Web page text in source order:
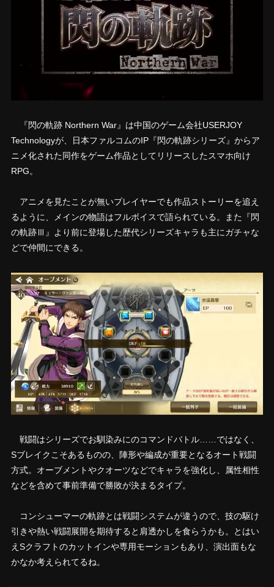
『閃の軌跡 Northern War』は中国のゲーム会社USERJOY
Technologyが、日本ファルコムのIP『閃の軌跡シリーズ』からア
ニメ化された同作をゲーム作品としてリリースしたスマホ向け
RPG。
アニメを見たことが無いプレイヤーでも作品ストーリーを追え
るように、メインの物語はフルボイスで語られている。また『閃
の軌跡Ⅲ』より前に登場した歴代シリーズキャラも主にガチャな
どで仲間にできる。
戦闘はシリーズでお馴染みにのコマンドバトル……ではなく、
Sブレイクこそあるものの、陣形や編成が重要となるオート戦闘
方式。オーブメントやクオーツなどでキャラを強化し、属性相性
などを含めて事前準備で勝敗が決まるタイプ。
コンシューマーの軌跡とは戦闘システムが違うので、技の駆け
引きや熱い戦闘展開を期待すると肩透かしを食らうかも。とはい
えSクラフトのカットインや専用モーションもあり、演出面もな
かなか考えられてるね。